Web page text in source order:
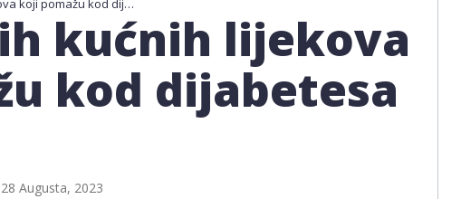
kućnih lijekova
kod dijabetesa
28 Augusta, 2023